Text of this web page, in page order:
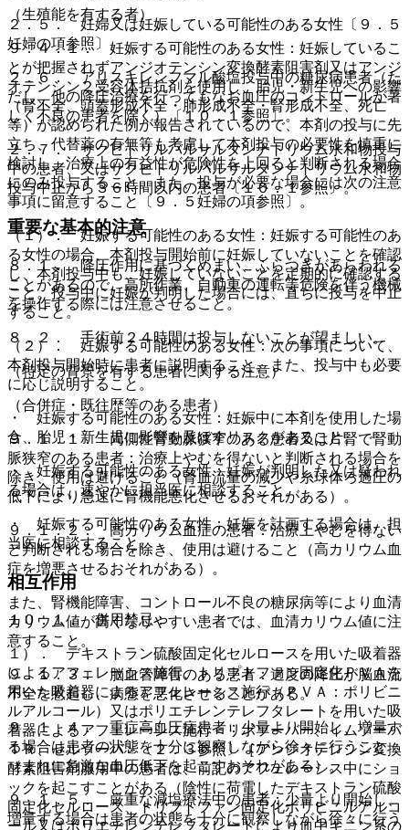
（生殖能を有する者）
９．４．１． 妊娠する可能性のある女性：妊娠しているこ
とが把握されずアンジオテンシン変換酵素阻害剤又はアンジ
オテンシン２受容体拮抗剤を使用し、胎児・新生児への影響
（腎不全、頭蓋形成不全・肺形成不全・腎形成不全、死亡
等）が認められた例が報告されているので、本剤の投与に先
立ち、代替薬の有無等も考慮して本剤投与の必要性を慎重に
検討し、治療上の有益性が危険性を上回ると判断される場合
にのみ投与すること。また、投与が必要な場合には次の注意
事項に留意すること〔９．５妊婦の項参照〕。
（１）． 妊娠する可能性のある女性：妊娠する可能性のあ
る女性の場合、本剤投与開始前に妊娠していないことを確認
し、本剤投与中も、妊娠していないことを定期的に確認する
こと。投与中に妊娠が判明した場合には、直ちに投与を中止
すること。
（２）． 妊娠する可能性のある女性：次の事項について、
本剤投与開始時に患者に説明すること。また、投与中も必要
に応じ説明すること。
・ 妊娠する可能性のある女性：妊娠中に本剤を使用した場
合、胎児・新生児に影響を及ぼすリスクがあること。
・ 妊娠する可能性のある女性：妊娠が判明した又は疑われ
る場合は、速やかに担当医に相談すること。
・ 妊娠する可能性のある女性：妊娠を計画する場合は、担
当医に相談すること。
相互作用
１０．１． 併用禁忌：
１）． デキストラン硫酸固定化セルロースを用いた吸着器
によるアフェレーシス施行、トリプトファン固定化ＰＶＡを
用いた吸着器によるアフェレーシス施行（ＰＶＡ：ポリビニ
ルアルコール）又はポリエチレンテレフタレートを用いた吸
着器によるアフェレーシス施行＜リポソーバー、イムソーバ
ＴＲ、セルソーバ＞〔２．３参照〕［アンジオテンシン変換
酵素阻害剤服用中の患者は、前記のアフェレーシス中にショ
ックを起こすことがある（陰性に荷電したデキストラン硫酸
固定化セルロース、トリプトファン固定化ポリビニルアルコ
ール又はポリエチレンテレフタレートにより血中キニン系の
２．５． 妊婦又は妊娠している可能性のある女性〔９．５
妊婦の項参照〕。
２．６． アリスキレンフマル酸塩投与中の糖尿病患者（た
だし、他の降圧治療を行ってもなお血圧のコントロールが著
しく不良の患者を除く）〔１０．１参照〕。
２．７． サクビトリルバルサルタンナトリウム水和物投与
中の患者、又はサクビトリルバルサルタンナトリウム水和物
投与中止から３６時間以内の患者〔１０．１参照〕。
重要な基本的注意
８．１． 降圧作用に基づくめまい、ふらつきがあらわれる
ことがあるので、高所作業、自動車の運転等危険を伴う機械
を操作する際には注意させること。
８．２． 手術前２４時間は投与しないことが望ましい。
（特定の背景を有する患者に関する注意）
（合併症・既往歴等のある患者）
９．１．１． 両側性腎動脈狭窄のある患者又は片腎で腎動
脈狭窄のある患者：治療上やむを得ないと判断される場合を
除き、使用は避けること（腎血流量の減少や糸球体ろ過圧の
低下により急速に腎機能悪化させるおそれがある）。
９．１．２． 高カリウム血症の患者：治療上やむを得ない
と判断される場合を除き、使用は避けること（高カリウム血
症を増悪させるおそれがある）。
また、腎機能障害、コントロール不良の糖尿病等により血清
カリウム値が高くなりやすい患者では、血清カリウム値に注
意すること。
９．１．３． 脳血管障害のある患者：過度の降圧が脳血流
不全を惹起し、病態を悪化させることがある。
９．１．４． 重症高血圧症患者：少量より開始し、増量す
る場合は患者の状態を十分に観察しながら徐々に行うこと
（まれに急激な血圧低下を起こすおそれがある）。
９．１．５． 厳重な減塩療法中の患者：少量より開始し、
増量する場合は患者の状態を十分に観察しながら徐々に行う